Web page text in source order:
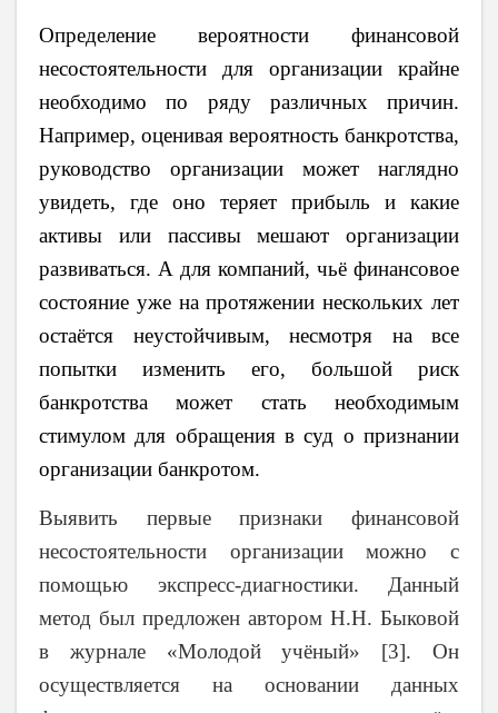
Определение вероятности финансовой
несостоятельности для организации крайне
необходимо по ряду различных причин.
Например, оценивая вероятность банкротства,
руководство организации может наглядно
увидеть, где оно теряет прибыль и какие
активы или пассивы мешают организации
развиваться. А для компаний, чьё финансовое
состояние уже на протяжении нескольких лет
остаётся неустойчивым, несмотря на все
попытки изменить его, большой риск
банкротства может стать необходимым
стимулом для обращения в суд о признании
организации банкротом.
Выявить первые признаки финансовой
несостоятельности организации можно с
помощью экспресс-диагностики. Данный
метод был предложен автором Н.Н. Быковой
в журнале «Молодой учёный» [3]. Он
осуществляется на основании данных